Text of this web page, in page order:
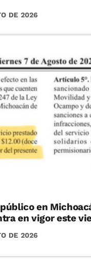
DE 2026
en
en vigor este
DE 2026